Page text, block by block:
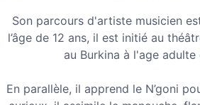
Son parcours d'artiste musicien
l’âge de 12 ans, il est initié au
au Burkina à l'age
En parallèle, il apprend le N’goni